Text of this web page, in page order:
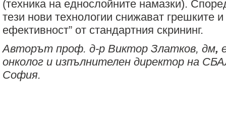
(техника на еднослойните намазки).
тези нови технологии снижават грешките
ефективност” от стандартния скрининг.
Авторът проф. д-р Виктор Златков, дм,
онколог и изпълнителен директор на
София.